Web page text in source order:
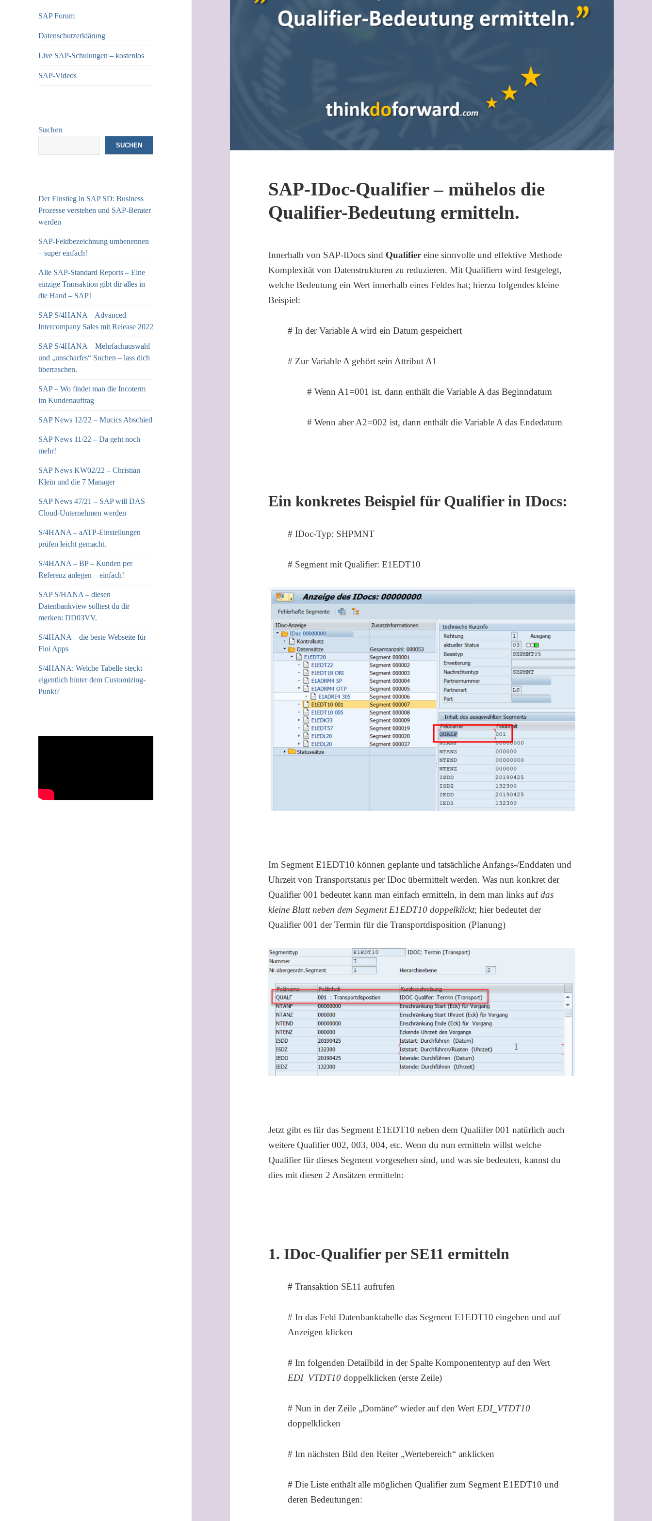
SAP Forum
Datenschutzerklärung
Live SAP-Schulungen – kostenlos
SAP-Videos
Suchen
SUCHEN
Der Einstieg in SAP SD: Business
Prozesse verstehen und SAP-Berater
werden
SAP-Feldbezeichnung umbenennen
– super einfach!
Alle SAP-Standard Reports – Eine
einzige Transaktion gibt dir alles in
die Hand – SAP1
SAP S/4HANA – Advanced
Intercompany Sales mit Release 2022
SAP S/4HANA – Mehrfachauswahl
und „unscharfes“ Suchen – lass dich
überraschen.
SAP – Wo findet man die Incoterm
im Kundenauftrag
SAP News 12/22 – Mucics Abschied
SAP News 11/22 – Da geht noch
mehr!
SAP News KW02/22 – Christian
Klein und die 7 Manager
SAP News 47/21 – SAP will DAS
Cloud-Unternehmen werden
S/4HANA – aATP-Einstellungen
prüfen leicht gemacht.
S/4HANA – BP – Kunden per
Referenz anlegen – einfach!
SAP S/HANA – diesen
Datenbankview solltest du dir
merken: DD03VV.
S/4HANA – die beste Webseite für
Fioi Apps
S/4HANA: Welche Tabelle steckt
eigentlich hinter dem Customizing-
Punkt?
SAP-IDoc-Qualifier – mühelos die
Qualifier-Bedeutung ermitteln.
Innerhalb von SAP-IDocs sind Qualifier eine sinnvolle und effektive Methode
Komplexität von Datenstrukturen zu reduzieren. Mit Qualifiern wird festgelegt,
welche Bedeutung ein Wert innerhalb eines Feldes hat; hierzu folgendes kleine
Beispiel:
# In der Variable A wird ein Datum gespeichert
# Zur Variable A gehört sein Attribut A1
# Wenn A1=001 ist, dann enthält die Variable A das Beginndatum
# Wenn aber A2=002 ist, dann enthält die Variable A das Endedatum
Ein konkretes Beispiel für Qualifier in IDocs:
# IDoc-Typ: SHPMNT
# Segment mit Qualifier: E1EDT10
Im Segment E1EDT10 können geplante und tatsächliche Anfangs-/Enddaten und
Uhrzeit von Transportstatus per IDoc übermittelt werden. Was nun konkret der
Qualifier 001 bedeutet kann man einfach ermitteln, in dem man links aufdas
kleine Blatt neben dem Segment E1EDT10 doppelklickt; hier bedeutet der
Qualifier 001 der Termin für die Transportdisposition (Planung)
Jetzt gibt es für das Segment E1EDT10 neben dem Qualiifer 001 natürlich auch
weitere Qualifier 002, 003, 004, etc. Wenn du nun ermitteln willst welche
Qualifier für dieses Segment vorgesehen sind, und was sie bedeuten, kannst du
dies mit diesen 2 Ansätzen ermitteln:
1. IDoc-Qualifier per SE11 ermitteln
# Transaktion SE11 aufrufen
# In das Feld Datenbanktabelle das Segment E1EDT10 eingeben und auf
Anzeigen klicken
# Im folgenden Detailbild in der Spalte Komponententyp auf den Wert
EDI_VTDT10 doppelklicken (erste Zeile)
# Nun in der Zeile „Domäne“ wieder auf den Wert EDI_VTDT10
doppelklicken
# Im nächsten Bild den Reiter „Wertebereich“ anklicken
# Die Liste enthält alle möglichen Qualifier zum Segment E1EDT10 und
deren Bedeutungen: